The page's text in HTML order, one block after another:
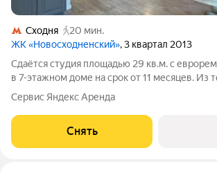
Сходня
20 мин.
ЖК «Новосходненский», 3 квартал 2013
Сдаётся студия площадью 29 кв.м. с
в 7-этажном доме на срок от 11 месяцев. Из
Духовой шкаф Стиральная машина Холодильник Кондиционер
Бойлер Микроволновка Пылесос Дом - монолитный, окна
выходят во двор. В
Сервис Яндекс Аренда
Снять